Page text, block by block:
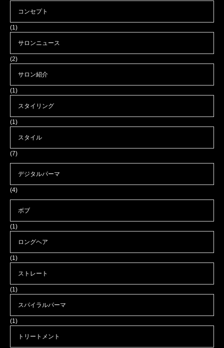
コンセプト
(1)
サロンニュース
(2)
サロン紹介
(1)
スタイリング
(1)
スタイル
(7)
デジタルパーマ
(4)
ボブ
(1)
ロングヘア
(1)
ストレート
(1)
スパイラルパーマ
(1)
トリートメント